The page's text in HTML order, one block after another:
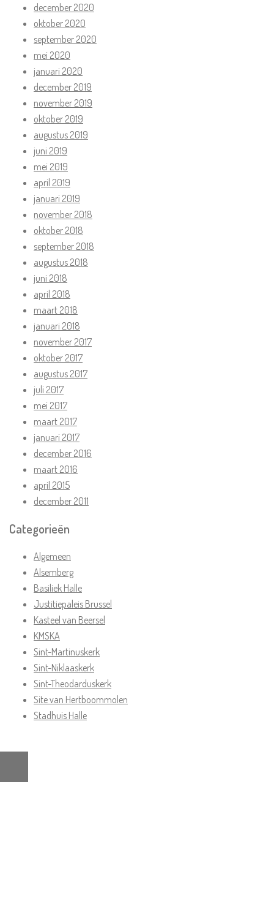
december 2020
oktober 2020
september 2020
mei 2020
januari 2020
december 2019
november 2019
oktober 2019
augustus 2019
juni 2019
mei 2019
april 2019
januari 2019
november 2018
oktober 2018
september 2018
augustus 2018
juni 2018
april 2018
maart 2018
januari 2018
november 2017
oktober 2017
augustus 2017
juli 2017
mei 2017
maart 2017
januari 2017
december 2016
maart 2016
april 2015
december 2011
Categorieën
Algemeen
Alsemberg
Basiliek Halle
Justitiepaleis Brussel
Kasteel van Beersel
KMSKA
Sint-Martinuskerk
Sint-Niklaaskerk
Sint-Theodarduskerk
Site van Hertboommolen
Stadhuis Halle